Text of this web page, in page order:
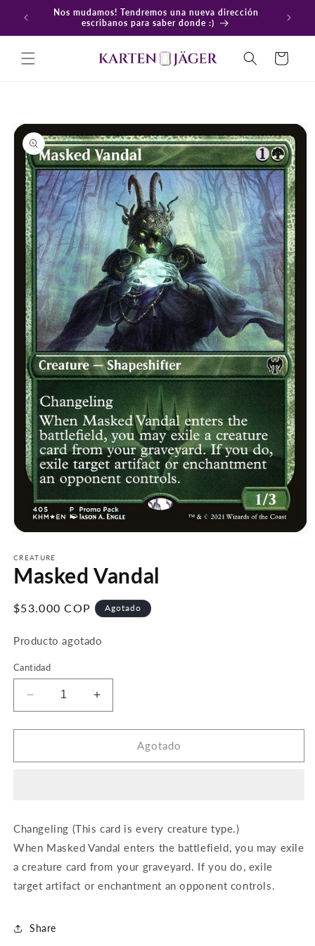
directamenteNos mudamos! Tendremos una nueva dirección
escribanos para saber donde :)
Carrito
directamente
a la
información
del producto
multimedia
1
en
modal
CREATURE
Masked Vandal
Precio
$53.000 COP Agotado
Producto agotado
Cantidad
Reducir
cantidad
para
Vandal
Aumentar
cantidad
para
Masked
Vandal
Agotado
Changeling (This card is every creature type.)
When Masked Vandal enters the battlefield, you may exile
a creature card from your graveyard. If you do, exile
target artifact or enchantment an opponent controls.
Share